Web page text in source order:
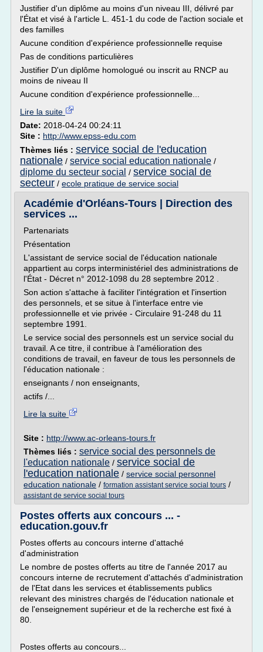
Justifier d'un diplôme au moins d'un niveau III, délivré par
l'État et visé à l'article L. 451-1 du code de l'action sociale et
des familles
Aucune condition d'expérience professionnelle requise
Pas de conditions particulières
Justifier D'un diplôme homologué ou inscrit au RNCP au
moins de niveau II
Aucune condition d'expérience professionnelle...
Lire la suite
Date: 2018-04-24 00:24:11
Site : http://www.epss-edu.com
Thèmes liés : service social de l'education
nationale / service social education nationale /
diplome du secteur social / service social de
secteur / ecole pratique de service social
Académie d'Orléans-Tours | Direction des
services ...
Partenariats
Présentation
L'assistant de service social de l'éducation nationale
appartient au corps interministériel des administrations de
l'État - Décret n° 2012-1098 du 28 septembre 2012 .
Son action s'attache à faciliter l'intégration et l'insertion
des personnels, et se situe à l'interface entre vie
professionnelle et vie privée - Circulaire 91-248 du 11
septembre 1991.
Le service social des personnels est un service social du
travail. A ce titre, il contribue à l'amélioration des
conditions de travail, en faveur de tous les personnels de
l'éducation nationale :
enseignants / non enseignants,
actifs /...
Lire la suite
Site : http://www.ac-orleans-tours.fr
Thèmes liés : service social des personnels de
l'education nationale / service social de
l'education nationale / service social personnel
education nationale / formation assistant service social tours /
assistant de service social tours
Postes offerts aux concours ... -
education.gouv.fr
Postes offerts au concours interne d'attaché
d'administration
Le nombre de postes offerts au titre de l'année 2017 au
concours interne de recrutement d'attachés d'administration
de l'Etat dans les services et établissements publics
relevant des ministres chargés de l'éducation nationale et
de l'enseignement supérieur et de la recherche est fixé à
80.
Postes offerts au concours...